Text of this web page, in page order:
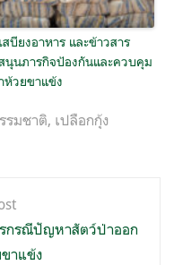
บียงอาหาร และข้าวสาร
นุนภารกิจป้องกันและควบคุม
ห้วยขาแข้ง
รมชาติ, เปลือกกุ้ง
กรณีปัญหาสัตว์ป่าออก
าแข้ง